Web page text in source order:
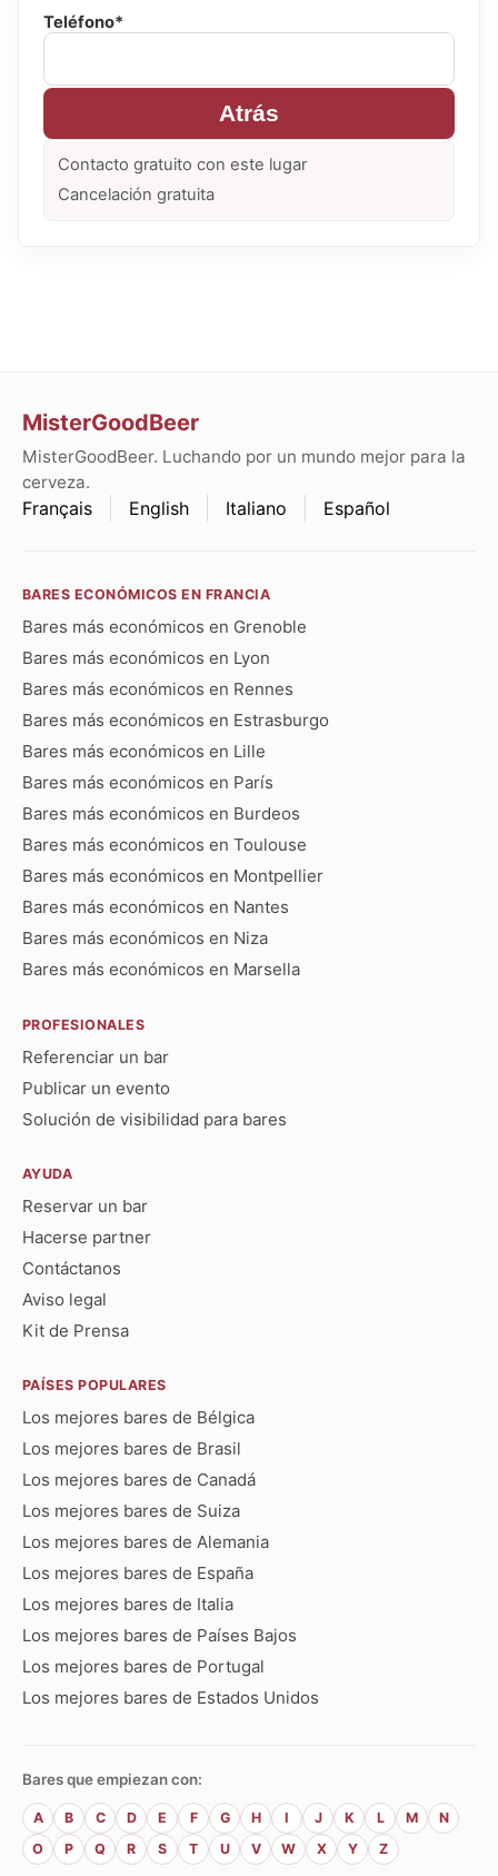
Teléfono*
Atrás
Contacto gratuito con este lugar
Cancelación gratuita
MisterGoodBeer
MisterGoodBeer. Luchando por un mundo mejor para la
cerveza.
Français English Italiano Español
BARES ECONÓMICOS EN FRANCIA
Bares más económicos en Grenoble
Bares más económicos en Lyon
Bares más económicos en Rennes
Bares más económicos en Estrasburgo
Bares más económicos en Lille
Bares más económicos en París
Bares más económicos en Burdeos
Bares más económicos en Toulouse
Bares más económicos en Montpellier
Bares más económicos en Nantes
Bares más económicos en Niza
Bares más económicos en Marsella
PROFESIONALES
Referenciar un bar
Publicar un evento
Solución de visibilidad para bares
AYUDA
Reservar un bar
Hacerse partner
Contáctanos
Aviso legal
Kit de Prensa
PAÍSES POPULARES
Los mejores bares de Bélgica
Los mejores bares de Brasil
Los mejores bares de Canadá
Los mejores bares de Suiza
Los mejores bares de Alemania
Los mejores bares de España
Los mejores bares de Italia
Los mejores bares de Países Bajos
Los mejores bares de Portugal
Los mejores bares de Estados Unidos
Bares que empiezan con:
A B C D E F G H I J K L M
N
O
P Q R S T U V W X Y Z